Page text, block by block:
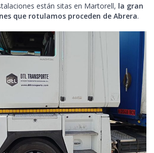
están sitas en Martorell, la gran
que rotulamos proceden de Abrera.